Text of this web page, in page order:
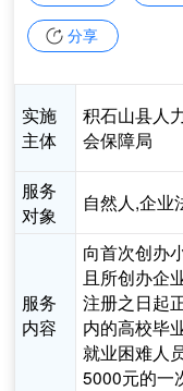
分享
实施
主体
积石山县人
会保障局
服务
对象
自然人,企业
服务
内容
向首次创办
且所创办企
注册之日起
内的高校毕
就业困难人
5000元的一